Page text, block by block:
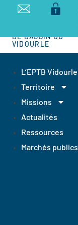
ETABLISSEMENT
DE BASSIN DU
VIDOURLE
L’EPTB Vidourle
Territoire
Missions
Actualités
Ressources
Marchés publics